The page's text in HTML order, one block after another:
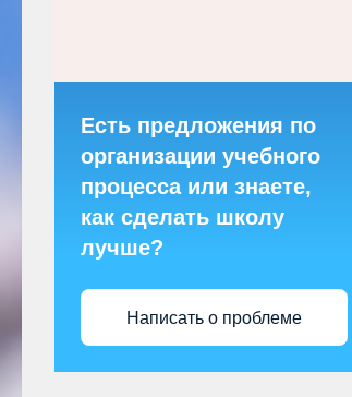
Есть предложения по
организации учебного
процесса или знаете,
как сделать школу
лучше?
Написать о проблеме